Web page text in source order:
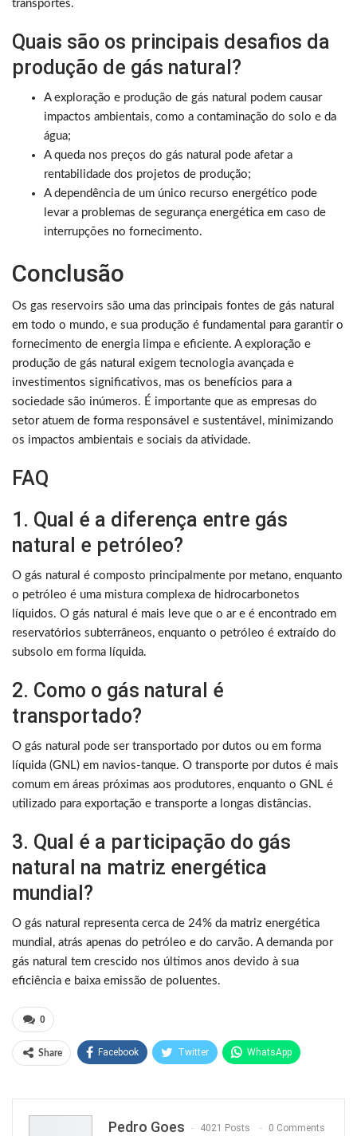
transportes.
Quais são os principais desafios da
produção de gás natural?
A exploração e produção de gás natural podem causar
impactos ambientais, como a contaminação do solo e da
água;
A queda nos preços do gás natural pode afetar a
rentabilidade dos projetos de produção;
A dependência de um único recurso energético pode
levar a problemas de segurança energética em caso de
interrupções no fornecimento.
Conclusão
Os gas reservoirs são uma das principais fontes de gás natural
em todo o mundo, e sua produção é fundamental para garantir o
fornecimento de energia limpa e eficiente. A exploração e
produção de gás natural exigem tecnologia avançada e
investimentos significativos, mas os benefícios para a
sociedade são inúmeros. É importante que as empresas do
setor atuem de forma responsável e sustentável, minimizando
os impactos ambientais e sociais da atividade.
FAQ
1. Qual é a diferença entre gás
natural e petróleo?
O gás natural é composto principalmente por metano, enquanto
o petróleo é uma mistura complexa de hidrocarbonetos
líquidos. O gás natural é mais leve que o ar e é encontrado em
reservatórios subterrâneos, enquanto o petróleo é extraído do
subsolo em forma líquida.
2. Como o gás natural é
transportado?
O gás natural pode ser transportado por dutos ou em forma
líquida (GNL) em navios-tanque. O transporte por dutos é mais
comum em áreas próximas aos produtores, enquanto o GNL é
utilizado para exportação e transporte a longas distâncias.
3. Qual é a participação do gás
natural na matriz energética
mundial?
O gás natural representa cerca de 24% da matriz energética
mundial, atrás apenas do petróleo e do carvão. A demanda por
gás natural tem crescido nos últimos anos devido à sua
eficiência e baixa emissão de poluentes.
0
Share Facebook Twitter WhatsApp
Pedro Goes 4021 Posts 0 Comments